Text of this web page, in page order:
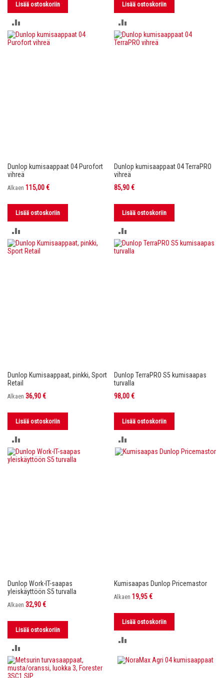
Lisää ostoskoriin
VERTAILUUN
Lisää ostoskoriin
VERTAILUUN
Dunlop kumisaappaat 04 Purofort
vihreä
Alkaen 115,00 €
Lisää ostoskoriin
VERTAILUUN
Dunlop kumisaappaat 04 TerraPRO
vihreä
85,90 €
Lisää ostoskoriin
VERTAILUUN
Dunlop Kumisaappaat, pinkki, Sport
Retail
Alkaen 36,90 €
Lisää ostoskoriin
VERTAILUUN
Dunlop TerraPRO S5 kumisaapas
turvalla
98,00 €
Lisää ostoskoriin
VERTAILUUN
Dunlop Work-IT-saapas
yleiskäyttöön S5 turvalla
Alkaen 32,90 €
Lisää ostoskoriin
VERTAILUUN
Kumisaapas Dunlop Pricemastor
Alkaen 19,95 €
Lisää ostoskoriin
VERTAILUUN